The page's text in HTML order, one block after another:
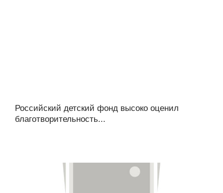
Российский детский фонд высоко оценил
благотворительность...